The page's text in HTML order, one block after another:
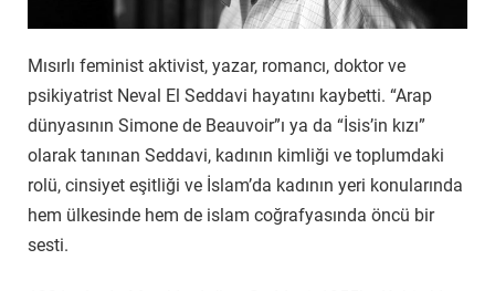
Mısırlı feminist aktivist, yazar, romancı, doktor ve
psikiyatrist Neval El Seddavi hayatını kaybetti. “Arap
dünyasının Simone de Beauvoir”ı ya da “İsis’in kızı”
olarak tanınan Seddavi, kadının kimliği ve toplumdaki
rolü, cinsiyet eşitliği ve İslam’da kadının yeri konularında
hem ülkesinde hem de islam coğrafyasında öncü bir
sesti.